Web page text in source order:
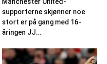
Manchester United-
supporterne skjønner noe
stort er på gang med 16-
åringen JJ...